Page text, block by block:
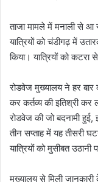
ताजा मामले में मनाली से आ
यात्रियों को चंडीगढ़ में
किया। यात्रियों को
रोडवेज मुख्यालय ने हर
कर कर्तव्य की इतिश्री कर
रोडवेज की जो बदनामी
तीन सप्ताह में यह तीसरी
यात्रियों को मुसीबत उठानी
मुख्यालय से मिली